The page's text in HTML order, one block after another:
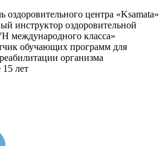
оздоровительного центра «Ksamata»
инструктор оздоровительной
международного класса»
обучающих программ для
организма
лет